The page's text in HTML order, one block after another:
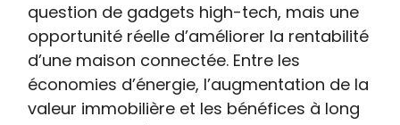
question de gadgets high-tech, mais une
opportunité réelle d’améliorer la rentabilité
d’une maison connectée. Entre les
économies d’énergie, l’augmentation de la
valeur immobilière et les bénéfices à long